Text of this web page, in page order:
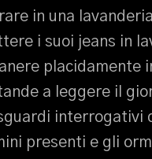
in una
i suoi jeans in
placidamente
a leggere il
interrogativi
presenti e gli